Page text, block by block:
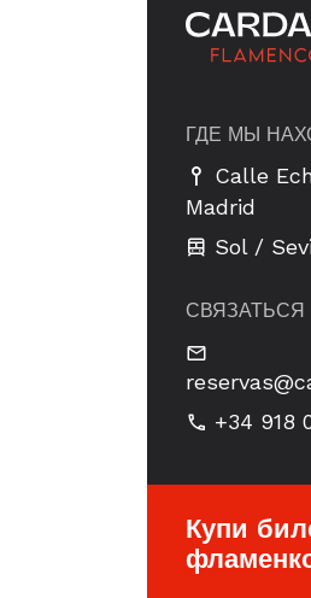
ГДЕ МЫ
Calle
Madrid
Sol /
+34 918
Купи